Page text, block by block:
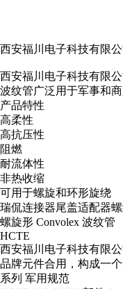
西安福川电子科技有限
西安福川电子科技有限
波纹管广泛用于军事和
产品特性
高柔性
高抗压性
阻燃
耐流体性
非热收缩
可用于螺旋和环形旋绕
瑞侃连接器尾盖适配器
螺旋形 Convolex 波纹管
HCTE
西安福川电子科技有限
品牌元件合用，构成一
系列 军用规范